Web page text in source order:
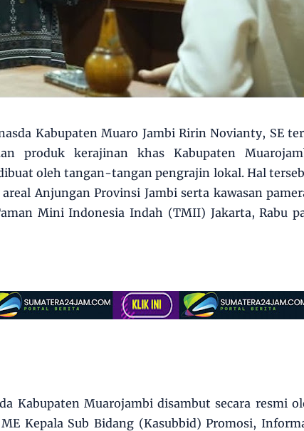
Kabupaten Muaro Jambi Ririn Novianty, SE
produk kerajinan khas Kabupaten
oleh tangan-tangan pengrajin lokal. Hal
Anjungan Provinsi Jambi serta kawasan
Mini Indonesia Indah (TMII) Jakarta, Rabu
Kabupaten Muarojambi disambut secara resmi
Kepala Sub Bidang (Kasubbid) Promosi,